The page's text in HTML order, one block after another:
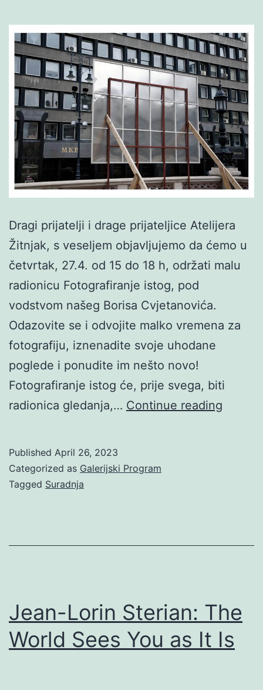
Dragi prijatelji i drage prijateljice Atelijera
Žitnjak, s veseljem objavljujemo da ćemo u
četvrtak, 27.4. od 15 do 18 h, održati malu
radionicu Fotografiranje istog, pod
vodstvom našeg Borisa Cvjetanovića.
Odazovite se i odvojite malko vremena za
fotografiju, iznenadite svoje uhodane
poglede i ponudite im nešto novo!
Fotografiranje istog će, prije svega, biti
radionica gledanja,… Continue reading
Published April 26, 2023
Categorized as Galerijski Program
Tagged Suradnja
Jean-Lorin Sterian: The
World Sees You as It Is